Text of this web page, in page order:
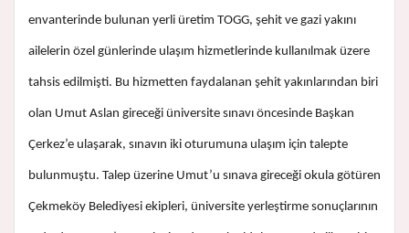
envanterinde bulunan yerli üretim TOGG, şehit ve gazi yakını
ailelerin özel günlerinde ulaşım hizmetlerinde kullanılmak üzere
tahsis edilmişti. Bu hizmetten faydalanan şehit yakınlarından biri
olan Umut Aslan gireceği üniversite sınavı öncesinde Başkan
Çerkez’e ulaşarak, sınavın iki oturumuna ulaşım için talepte
bulunmuştu. Talep üzerine Umut’u sınava gireceği okula götüren
Çekmeköy Belediyesi ekipleri, üniversite yerleştirme sonuçlarının